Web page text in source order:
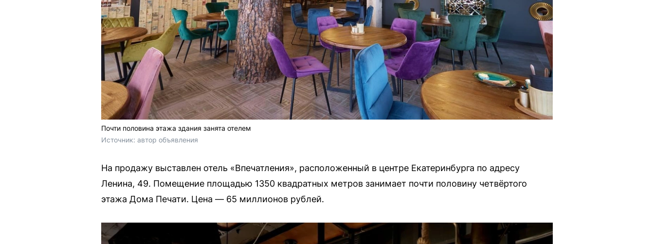
Почти половина этажа здания занята отелем
Источник: автор объявления
На продажу выставлен отель «Впечатления», расположенный в центре Екатеринбурга по адресу
Ленина, 49. Помещение площадью 1350 квадратных метров занимает почти половину четвёртого
этажа Дома Печати. Цена — 65 миллионов рублей.